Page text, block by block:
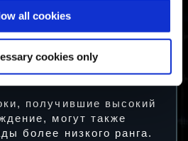
all cookies
cookies only
Дикое
бы один
раз
испытаний
получившие высокий
могут также
более низкого ранга.